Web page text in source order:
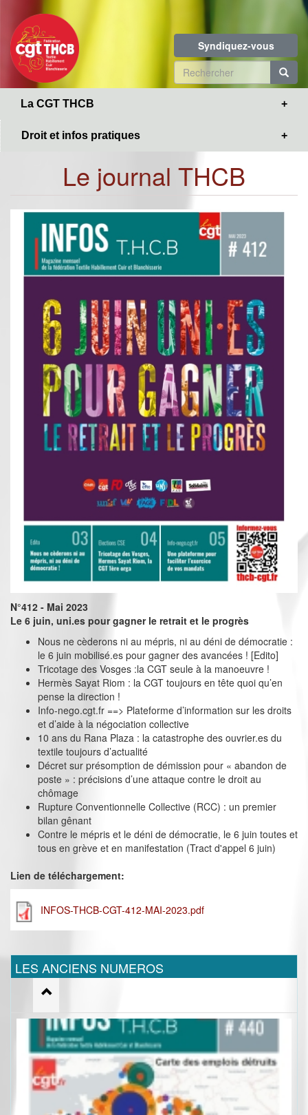
contenu
principal
Syndiquez-vous
Formulaire
de
La CGT THCB
Droit et infos pratiques
Le journal THCB
N°412 - Mai 2023
Le 6 juin, uni.es pour gagner le retrait et le progrès
Nous ne cèderons ni au mépris, ni au déni de démocratie :
le 6 juin mobilisé.es pour gagner des avancées ! [Edito]
Tricotage des Vosges :la CGT seule à la manoeuvre !
Hermès Sayat Riom : la CGT toujours en tête quoi qu’en
pense la direction !
Info-nego.cgt.fr ==> Plateforme d’information sur les droits
et d’aide à la négociation collective
10 ans du Rana Plaza : la catastrophe des ouvrier.es du
textile toujours d’actualité
Décret sur présomption de démission pour « abandon de
poste » : précisions d’une attaque contre le droit au
chômage
Rupture Conventionnelle Collective (RCC) : un premier
bilan gênant
Contre le mépris et le déni de démocratie, le 6 juin toutes et
tous en grève et en manifestation (Tract d'appel 6 juin)
Lien de téléchargement:
INFOS-THCB-CGT-412-MAI-2023.pdf
LES ANCIENS NUMEROS